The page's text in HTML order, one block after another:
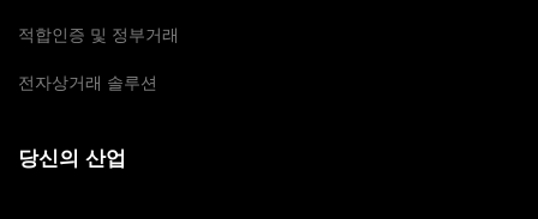
적합인증 및 정부거래
전자상거래 솔루션
당신의 산업